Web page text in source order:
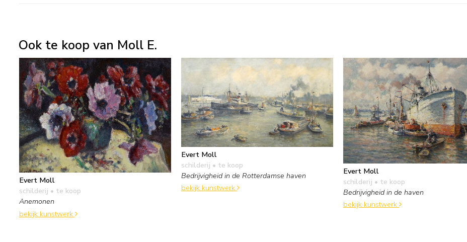
Ook te koop van Moll E.
Evert Moll
schilderij • te koop
Anemonen
bekijk kunstwerk
Evert Moll
schilderij • te koop
Bedrijvigheid in de Rotterdamse haven
bekijk kunstwerk
Evert Moll
schilderij • te koop
Bedrijvigheid in de haven
bekijk kunstwerk